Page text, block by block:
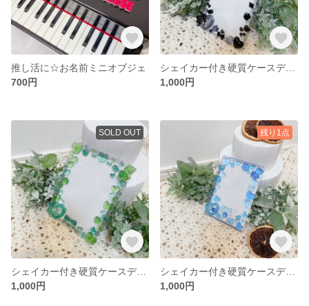
推し活に☆お名前ミニオブジェ
700円
シェイカー付き硬質ケースデコ B7サイズ ブラック 黒
1,000円
SOLD OUT
シェイカー付き硬質ケースデコ B7サイズ グリーン
1,000円
残り1点
シェイカー付き硬質ケースデコ B7サイズ ブルー
1,000円